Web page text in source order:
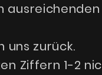
uns zurück.
Ziffern 1-2